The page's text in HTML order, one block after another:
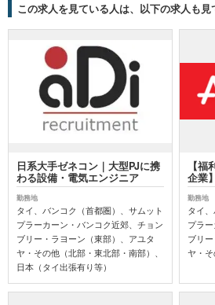
この求人を見ている人は、以下の求人も見
日系大手ゼネコン｜大型PJに携
わる設備・電気エンジニア
勤務地
タイ、バンコク（首都圏）、サムット
プラーカーン・バンコク近郊、チョン
ブリー・ラヨーン（東部）、アユタ
ヤ・その他（北部・東北部・南部）、
日本（タイ出張有り等）
【
企業
勤務地
タイ
プラ
ブリ
ヤ・そ